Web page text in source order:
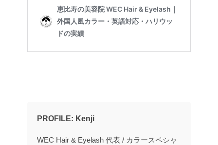
PROFILE: Kenji
WEC Hair & Eyelash 代表 / カラースペシャ